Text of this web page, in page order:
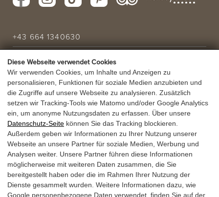
Diese Webseite verwendet Cookies
Wir verwenden Cookies, um Inhalte und Anzeigen zu
personalisieren, Funktionen für soziale Medien anzubieten und
die Zugriffe auf unsere Webseite zu analysieren. Zusätzlich
setzen wir Tracking-Tools wie Matomo und/oder Google Analytics
ein, um anonyme Nutzungsdaten zu erfassen. Über unsere
Datenschutz-Seite können Sie das Tracking blockieren.
Außerdem geben wir Informationen zu Ihrer Nutzung unserer
Webseite an unsere Partner für soziale Medien, Werbung und
Analysen weiter. Unsere Partner führen diese Informationen
möglicherweise mit weiteren Daten zusammen, die Sie
bereitgestellt haben oder die im Rahmen Ihrer Nutzung der
Dienste gesammelt wurden. Weitere Informationen dazu, wie
Google personenbezogene Daten verwendet, finden Sie auf der
+43 664 1340630
info@laerchenhof.biz
Urlaubsanfrage
URLAUBSANGEBOT
GUTSCHEINE